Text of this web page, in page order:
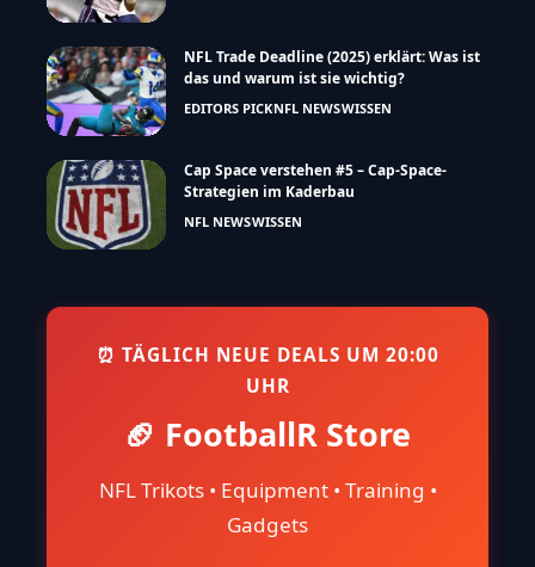
NFL Trade Deadline (2025) erklärt: Was ist
das und warum ist sie wichtig?
EDITORS PICKNFL NEWSWISSEN
Cap Space verstehen #5 – Cap-Space-
Strategien im Kaderbau
NFL NEWSWISSEN
⏰ TÄGLICH NEUE DEALS UM 20:00
UHR
🏈 FootballR Store
NFL Trikots • Equipment • Training •
Gadgets